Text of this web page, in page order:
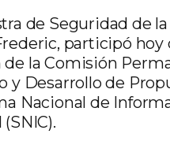
de Seguridad de
participó hoy
de la Comisión
y Desarrollo de
Nacional de